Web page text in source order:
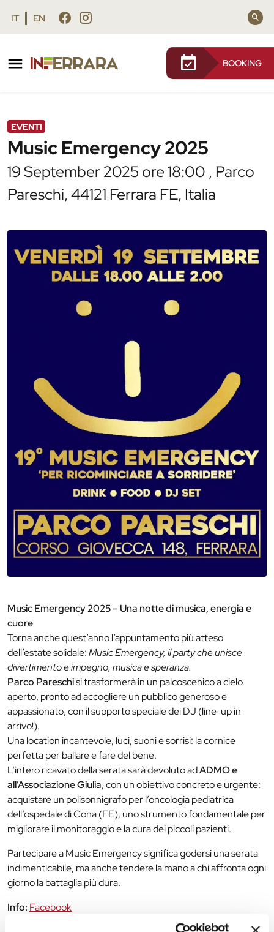
Vai al contenuto principale
Vai al footer
IT EN
BOOKING
Music Emergency 2025
EVENTI
Music Emergency 2025
19 September 2025 ore 18:00 , Parco
Pareschi, 44121 Ferrara FE, Italia
Music Emergency 2025 – Una notte di musica, energia e
cuore
Torna anche quest’anno l’appuntamento più atteso
dell’estate solidale:Music Emergency, il party che unisce
divertimento e impegno, musica e speranza.
Parco Pareschisi trasformerà in un palcoscenico a cielo
aperto, pronto ad accogliere un pubblico generoso e
appassionato, con il supporto speciale dei DJ (line-up in
arrivo!).
Una location incantevole, luci, suoni e sorrisi: la cornice
perfetta per ballare e fare del bene.
L’intero ricavato della serata sarà devoluto adADMO e
all’Associazione Giulia, con un obiettivo concreto e urgente:
acquistare un polisonnigrafo per l’oncologia pediatrica
dell’ospedale di Cona (FE), uno strumento fondamentale per
migliorare il monitoraggio e la cura dei piccoli pazienti.
Partecipare a Music Emergency significa godersi una serata
indimenticabile, ma anche tendere la mano a chi affronta ogni
giorno la battaglia più dura.
Info: Facebook